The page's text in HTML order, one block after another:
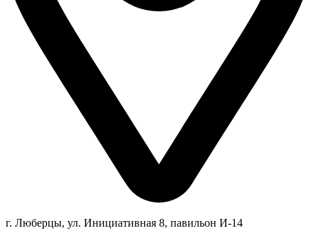
г. Люберцы, ул. Инициативная 8, павильон И-14